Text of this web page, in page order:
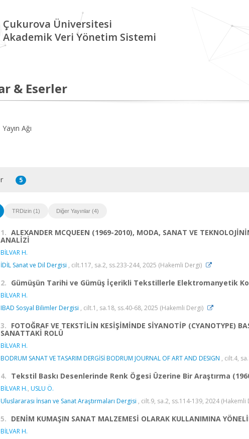
Çukurova Üniversitesi
Akademik Veri Yönetim Sistemi
& Eserler
Yayın Ağı
5
TRDizin (1) Diğer Yayınlar (4)
1. ALEXANDER MCQUEEN (1969-2010), MODA, SANAT VE
ANALİZİ
BİLVAR H.
İDİL Sanat ve Dil Dergisi , cilt.117, sa.2, ss.233-244, 2025 (Hakemli Dergi)
2. Gümüşün Tarihi ve Gümüş İçerikli Tekstillerle Elektromanyetik
BİLVAR H.
IBAD Sosyal Bilimler Dergisi , cilt.1, sa.18, ss.40-68, 2025 (Hakemli Dergi)
3. FOTOĞRAF VE TEKSTİLİN KESİŞİMİNDE SİYANOTİP (CYANOTYPE)
SANATTAKİ ROLÜ
BİLVAR H.
BODRUM SANAT VE TASARIM DERGİSİ BODRUM JOURNAL OF ART AND DESIGN , cilt.4,
4. Tekstil Baskı Desenlerinde Renk Ögesi Üzerine Bir Araştırma
BİLVAR H., USLU Ö.
Uluslararası İnsan ve Sanat Araştırmaları Dergisi , cilt.9, sa.2, ss.114-139, 2024 (Hakemli
5. DENİM KUMAŞIN SANAT MALZEMESİ OLARAK KULLANIMINA
BİLVAR H.